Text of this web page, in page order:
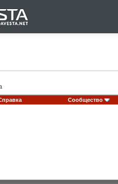
Сообщество